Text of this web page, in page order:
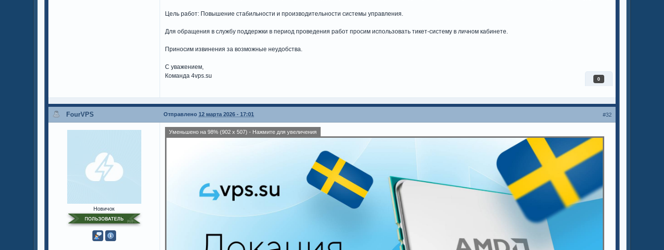
Цель работ: Повышение стабильности и производительности системы управления.
Для обращения в службу поддержки в период проведения работ просим использовать тикет-систему в личном кабинете.
Приносим извинения за возможные неудобства.
С уважением,
Команда 4vps.su
0
#32
FourVPS Отправлено12 марта 2026 - 17:01
Новичок
Уменьшено на 98% (902 x 507) - Нажмите для увеличения